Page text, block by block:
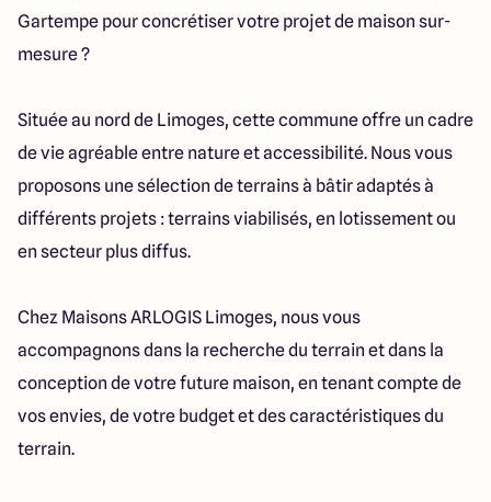
4.4 4.8
Gartempe pour concrétiser votre projet de maison sur-
mesure ?
Située au nord de Limoges, cette commune offre un cadre
de vie agréable entre nature et accessibilité. Nous vous
proposons une sélection de terrains à bâtir adaptés à
différents projets : terrains viabilisés, en lotissement ou
en secteur plus diffus.
Chez Maisons ARLOGIS Limoges, nous vous
accompagnons dans la recherche du terrain et dans la
conception de votre future maison, en tenant compte de
vos envies, de votre budget et des caractéristiques du
terrain.